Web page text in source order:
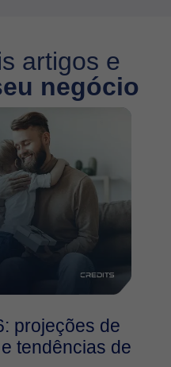
artigos e
negócio
projeções de
tendências de